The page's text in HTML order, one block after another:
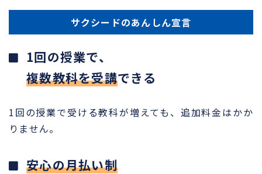
サクシードのあんしん宣言
1回の授業で、
複数教科を受講できる
1回の授業で受ける教科が増えても、追加料金はかか
りません。
安心の月払い制